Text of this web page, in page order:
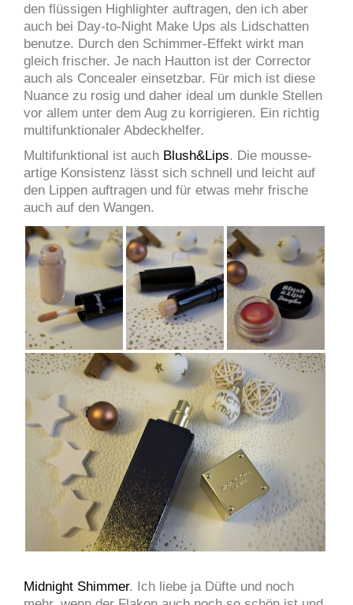
den flüssigen Highlighter auftragen, den ich aber
auch bei Day-to-Night Make Ups als Lidschatten
benutze. Durch den Schimmer-Effekt wirkt man
gleich frischer. Je nach Hautton ist der Corrector
auch als Concealer einsetzbar. Für mich ist diese
Nuance zu rosig und daher ideal um dunkle Stellen
vor allem unter dem Aug zu korrigieren. Ein richtig
multifunktionaler Abdeckhelfer.
Multifunktional ist auch Blush&Lips. Die mousse-
artige Konsistenz lässt sich schnell und leicht auf
den Lippen auftragen und für etwas mehr frische
auch auf den Wangen.
Midnight Shimmer. Ich liebe ja Düfte und noch